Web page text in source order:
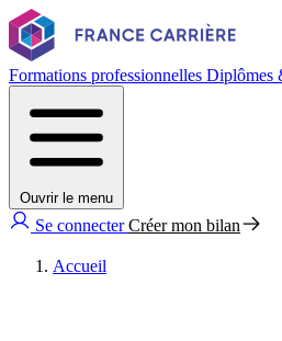
Formations professionnelles Diplômes
Ouvrir le menu
Se connecterCréer mon bilan
Accueil